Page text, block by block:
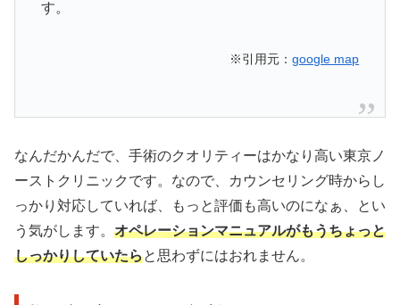
す。
※引用元：google map
なんだかんだで、手術のクオリティーはかなり高い東京ノ
ーストクリニックです。なので、カウンセリング時からし
っかり対応していれば、もっと評価も高いのになぁ、とい
う気がします。 オペレーションマニュアルがもうちょっと
しっかりしていたらと思わずにはおれません。